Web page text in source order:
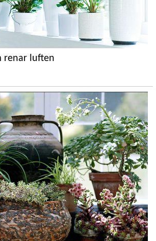
renar luften